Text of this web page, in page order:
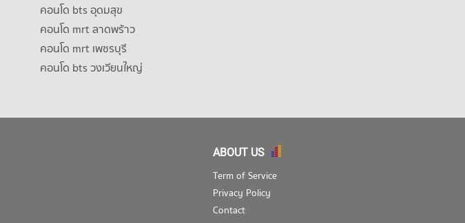
คอนโด bts อุดมสุข
คอนโด mrt ลาดพร้าว
คอนโด mrt เพชรบุรี
คอนโด bts วงเวียนใหญ่
ABOUT US
Term of Service
Privacy Policy
Contact